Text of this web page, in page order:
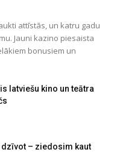
attīstās, un katru gadu
Jauni kazino piesaista
bonusiem un
latviešu kino un teātra
– ziedosim kaut